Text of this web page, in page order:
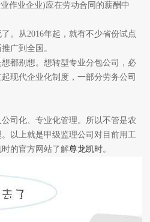
作业企业)应在劳动合同的薪酬中
。从2016年起，就有不少省份试点
广到全国。
都别想。想转型专业分包公司，必
现代企业化制度，一部分劳务公司
司化、专业化管理。所以不管是农
以上就是甲级监理公司对目前用工
的官方网站了解尊龙凯时。